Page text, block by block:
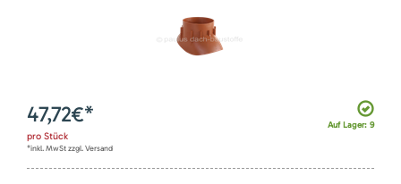
Auf Lager: 9
47,72€*
pro Stück
*inkl. MwSt zzgl. Versand